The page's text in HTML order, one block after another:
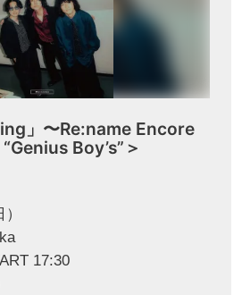
」〜Re:name Encore
Boy’s”＞
17:30